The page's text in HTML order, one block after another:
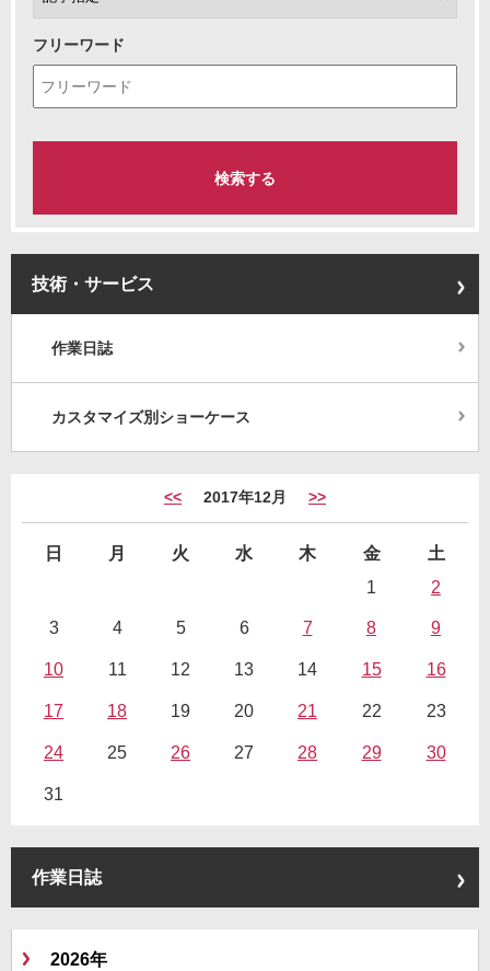
フリーワード
技術・サービス
作業日誌
カスタマイズ別ショーケース
<< 2017年12月 >>
日 月 火 水 木 金
土
1
2
3 4 5 6 7 8 9
10 11 12 13 14 15 16
17 18 19 20 21 22 23
24 25 26 27 28 29 30
31
作業日誌
2026年